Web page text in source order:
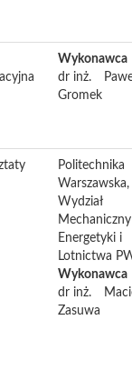
Wykonawca
dr inż.
Gromek
Politechnika
Warszawska,
Wydział
Mechaniczny
Energetyki i
Lotnictwa
Wykonawca
dr inż.
Zasuwa